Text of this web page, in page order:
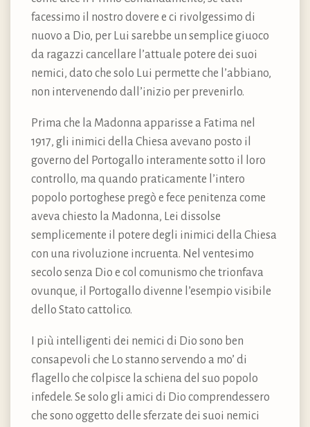
facessimo il nostro dovere e ci rivolgessimo di
nuovo a Dio, per Lui sarebbe un semplice giuoco
da ragazzi cancellare l’attuale potere dei suoi
nemici, dato che solo Lui permette che l’abbiano,
non intervenendo dall’inizio per prevenirlo.
Prima che la Madonna apparisse a Fatima nel
1917, gli inimici della Chiesa avevano posto il
governo del Portogallo interamente sotto il loro
controllo, ma quando praticamente l’intero
popolo portoghese pregò e fece penitenza come
aveva chiesto la Madonna, Lei dissolse
semplicemente il potere degli inimici della Chiesa
con una rivoluzione incruenta. Nel ventesimo
secolo senza Dio e col comunismo che trionfava
ovunque, il Portogallo divenne l’esempio visibile
dello Stato cattolico.
I più intelligenti dei nemici di Dio sono ben
consapevoli che Lo stanno servendo a mo’ di
flagello che colpisce la schiena del suo popolo
infedele. Se solo gli amici di Dio comprendessero
che sono oggetto delle sferzate dei suoi nemici